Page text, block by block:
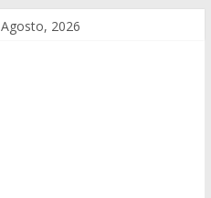
2026